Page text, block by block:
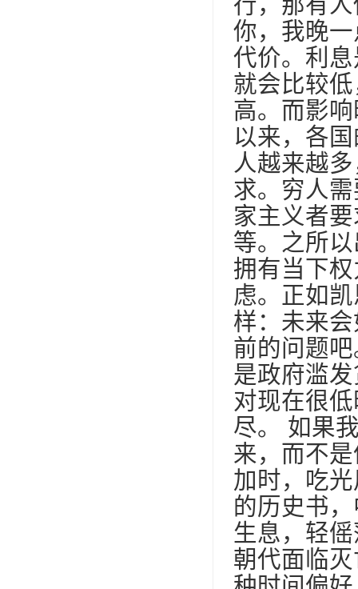
你，我晚
代价。利
就会比较
高。而影
以来，各
人越来越
求。穷人
家主义者
等。之所
拥有当下
虑。正如
样：未来
前的问题
是政府滥
对现在很
尽。 如果
来，而不
加时，吃
的历史书
生息，轻
朝代面临